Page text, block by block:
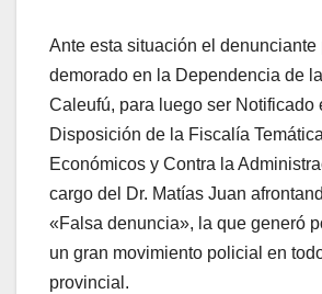
Ante esta situación el denunciante
demorado en la Dependencia de
Caleufú, para luego ser Notificado
Disposición de la Fiscalía
Económicos y Contra la
cargo del Dr. Matías Juan
«Falsa denuncia», la que generó
un gran movimiento policial en
provincial.